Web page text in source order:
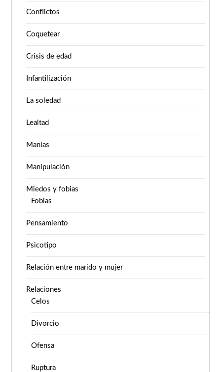
Conflictos
Coquetear
Crisis de edad
Infantilización
La soledad
Lealtad
Manías
Manipulación
Miedos y fobias
Fobias
Pensamiento
Psicotipo
Relación entre marido y mujer
Relaciones
Celos
Divorcio
Ofensa
Ruptura